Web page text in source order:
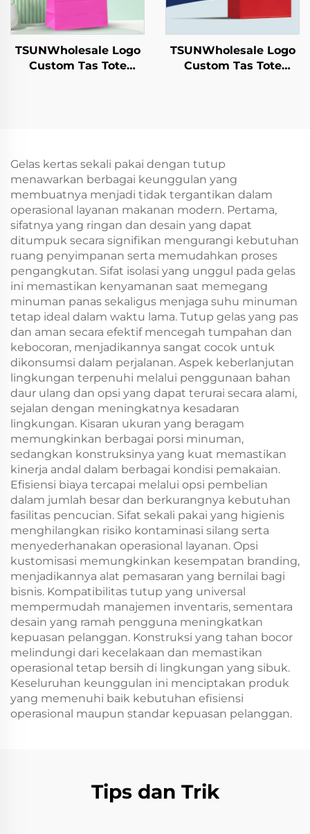
TSUNWholesale Logo
Custom Tas Tote
Kerajinan
TSUNWholesale Logo
Custom Tas Tote
Kerajinan
Gelas kertas sekali pakai dengan tutup
menawarkan berbagai keunggulan yang
membuatnya menjadi tidak tergantikan dalam
operasional layanan makanan modern. Pertama,
sifatnya yang ringan dan desain yang dapat
ditumpuk secara signifikan mengurangi kebutuhan
ruang penyimpanan serta memudahkan proses
pengangkutan. Sifat isolasi yang unggul pada gelas
ini memastikan kenyamanan saat memegang
minuman panas sekaligus menjaga suhu minuman
tetap ideal dalam waktu lama. Tutup gelas yang pas
dan aman secara efektif mencegah tumpahan dan
kebocoran, menjadikannya sangat cocok untuk
dikonsumsi dalam perjalanan. Aspek keberlanjutan
lingkungan terpenuhi melalui penggunaan bahan
daur ulang dan opsi yang dapat terurai secara alami,
sejalan dengan meningkatnya kesadaran
lingkungan. Kisaran ukuran yang beragam
memungkinkan berbagai porsi minuman,
sedangkan konstruksinya yang kuat memastikan
kinerja andal dalam berbagai kondisi pemakaian.
Efisiensi biaya tercapai melalui opsi pembelian
dalam jumlah besar dan berkurangnya kebutuhan
fasilitas pencucian. Sifat sekali pakai yang higienis
menghilangkan risiko kontaminasi silang serta
menyederhanakan operasional layanan. Opsi
kustomisasi memungkinkan kesempatan branding,
menjadikannya alat pemasaran yang bernilai bagi
bisnis. Kompatibilitas tutup yang universal
mempermudah manajemen inventaris, sementara
desain yang ramah pengguna meningkatkan
kepuasan pelanggan. Konstruksi yang tahan bocor
melindungi dari kecelakaan dan memastikan
operasional tetap bersih di lingkungan yang sibuk.
Keseluruhan keunggulan ini menciptakan produk
yang memenuhi baik kebutuhan efisiensi
operasional maupun standar kepuasan pelanggan.
Tips dan Trik